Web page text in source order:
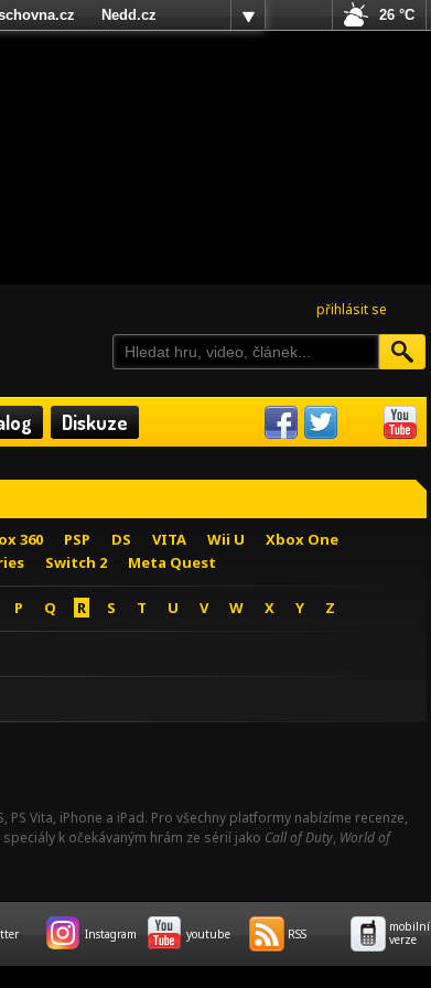
přihlásit se
Diskuze
360 PSP DS VITA Wii U
Xbox One
Switch 2 Meta Quest
P Q R S T U V W X Y Z
PS Vita, iPhone a iPad. Pro všechny platformy nabízíme recenze,
k očekávaným hrám ze sérií jako Call of Duty, World of
Nedd.cz
26 °C
Instagram youtube RSS
mobilní
verze